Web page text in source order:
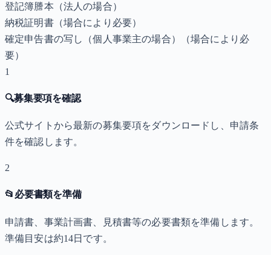
登記簿謄本（法人の場合）
納税証明書（場合により必要）
確定申告書の写し（個人事業主の場合）
（場合により必
要）
1
🔍募集要項を確認
公式サイトから最新の募集要項をダウンロードし、申請条
件を確認します。
2
📂 必要書類を準備
申請書、事業計画書、見積書等の必要書類を準備します。
準備目安は約14日です。